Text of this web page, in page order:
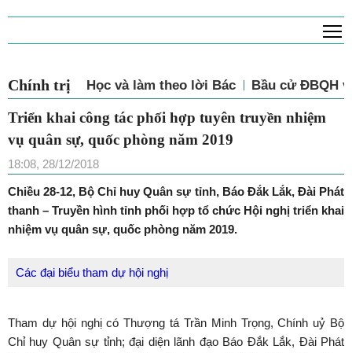
Chính trị Học và làm theo lời Bác Bầu cử ĐBQH
Triển khai công tác phối hợp tuyên truyền nhiệm
vụ quân sự, quốc phòng năm 2019
18:08, 28/12/2018
Chiều 28-12, Bộ Chỉ huy Quân sự tỉnh, Báo Đắk Lắk, Đài Phát
thanh – Truyền hình tỉnh phối hợp tổ chức Hội nghị triển khai
nhiệm vụ quân sự, quốc phòng năm 2019.
Các đại biểu tham dự hội nghị
Tham dự hội nghị có Thượng tá Trần Minh Trọng, Chính uỷ Bộ
Chỉ huy Quân sự tỉnh; đại diện lãnh đạo Báo Đắk Lắk, Đài Phát